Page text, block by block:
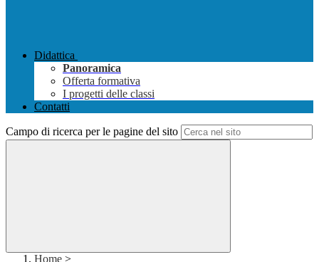
Didattica
Panoramica
Offerta formativa
I progetti delle classi
Contatti
Campo di ricerca per le pagine del sito
Home >